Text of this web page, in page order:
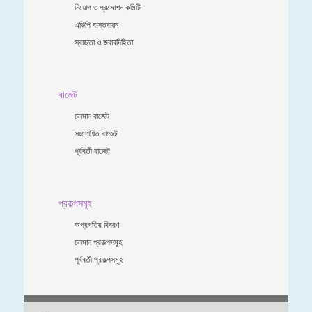
নিয়োগ ও প্রমোশন কমিটি
এডিপি বাস্তবায়ন
স্বচ্ছতা ও জবাবদিহিতা
বাজেট
চলমান বাজেট
সংশোধিত বাজেট
পূর্ববর্তী বাজেট
প্রকল্পসমূহ
অগ্রগতির বিবরণ
চলমান প্রকল্পসমূহ
পূর্ববর্তী প্রকল্পসমূহ